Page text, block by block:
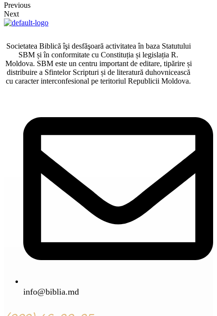
Previous
Next
Societatea Biblică îşi desfăşoară activitatea în baza Statutului
SBM și în conformitate cu Constituția și legislația R.
Moldova. SBM este un centru important de editare, tipărire și
distribuire a Sfintelor Scripturi și de literatură duhovnicească
cu caracter interconfesional pe teritoriul Republicii Moldova.
info@biblia.md